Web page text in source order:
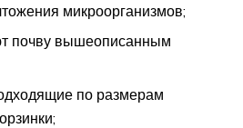
микроорганизмов;
почву вышеописанным
по размерам